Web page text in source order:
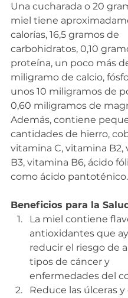
Una cucharada o 20
miel tiene
calorías, 16,5 gramos de
carbohidratos, 0,10
proteína, un poco más
miligramo de calcio,
unos 10 miligramos de
0,60 miligramos de
Además, contiene
cantidades de hierro,
vitamina C, vitamina B2,
B3, vitamina B6, ácido
como ácido pantoténico.
Beneficios para la Salud
La miel contiene
antioxidantes que
reducir el riesgo de
tipos de cáncer y
enfermedades del
Reduce las úlceras